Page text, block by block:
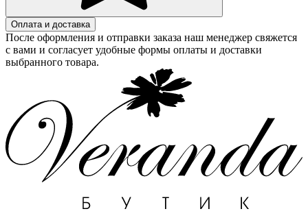
Оплата и доставка
После оформления и отправки заказа наш менеджер свяжется
с вами и согласует удобные формы оплаты и доставки
выбранного товара.